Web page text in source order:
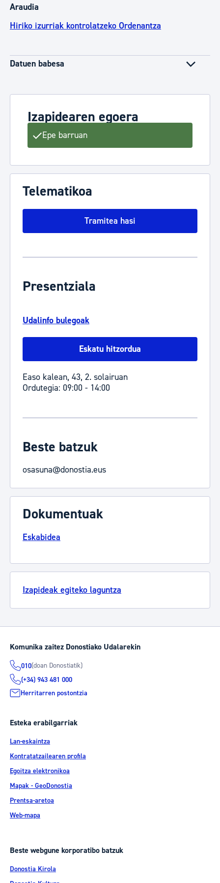
Araudia
Hiriko izurriak kontrolatzeko Ordenantza
Datuen babesa
Izapidearen egoera
Epe barruan
Telematikoa
Tramitea hasi
Presentziala
Udalinfo bulegoak
Eskatu hitzordua
Easo kalean, 43, 2. solairuan
Ordutegia: 09:00 - 14:00
Beste batzuk
osasuna@donostia.eus
Dokumentuak
Eskabidea
Izapideak egiteko laguntza
Komunika zaitez Donostiako Udalarekin
010(doan Donostiatik)
(+34) 943 481 000
Herritarren postontzia
Esteka erabilgarriak
Lan-eskaintza
Kontratatzailearen profila
Egoitza elektronikoa
Mapak - GeoDonostia
Prentsa-aretoa
Web-mapa
Beste webgune korporatibo batzuk
Donostia Kirola